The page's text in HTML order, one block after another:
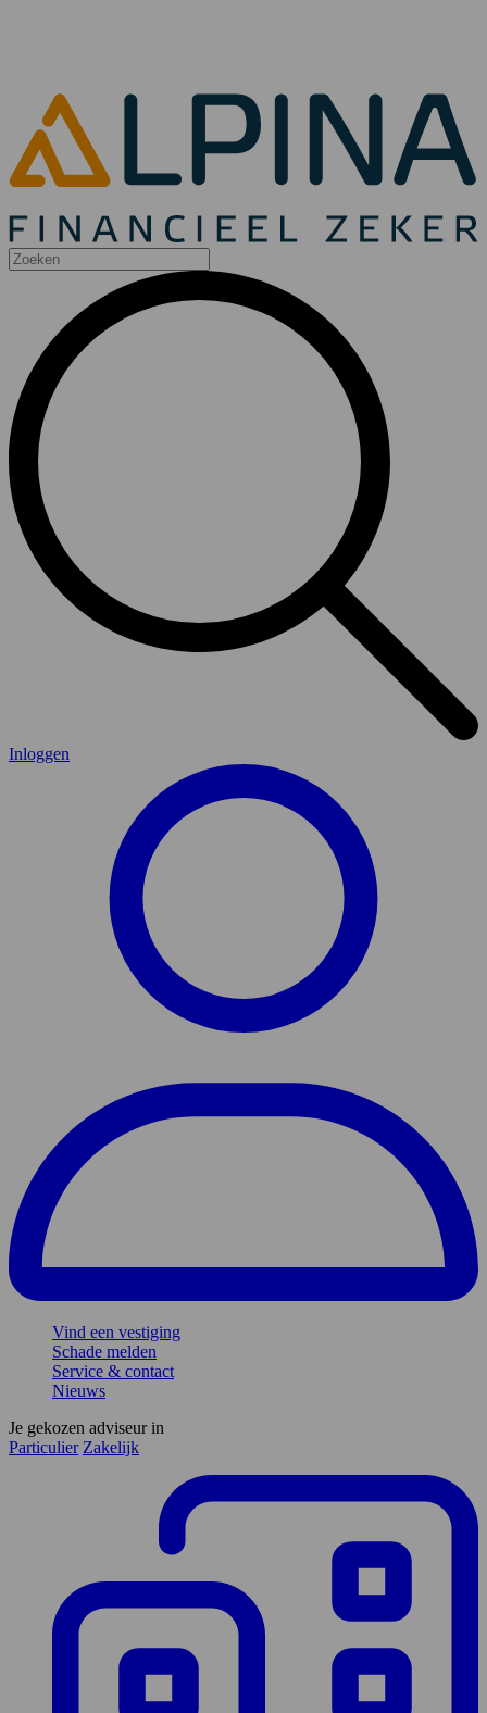
Inloggen
Vind een vestiging
Schade melden
Service & contact
Nieuws
Je gekozen adviseur in
Particulier Zakelijk